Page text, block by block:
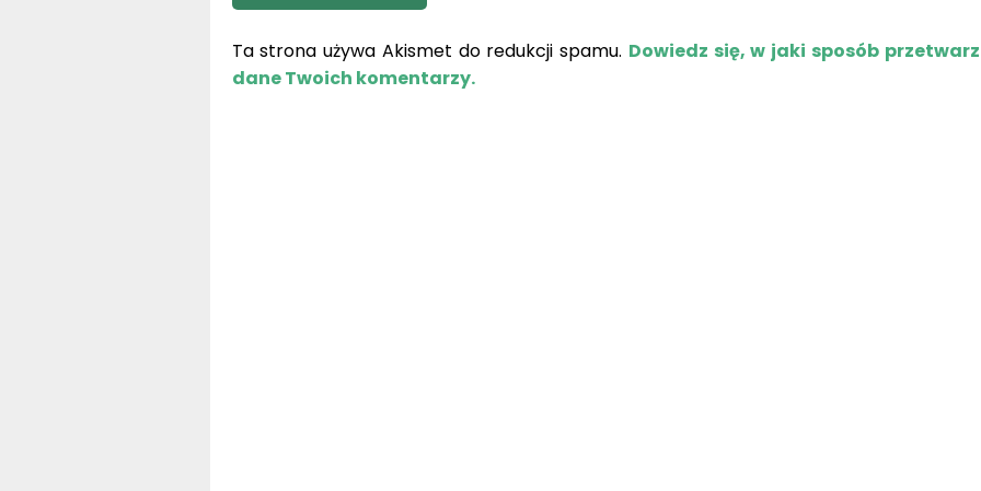
Ta strona używa Akismet do redukcji spamu. Dowiedz się, w jaki sposób
dane Twoich komentarzy.